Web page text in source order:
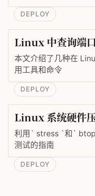
DEPLOY
Linux 中查询端
本文介绍了几种在
用工具和命令
DEPLOY
Linux 系统硬件
利用` stress `和`
测试的指南
DEPLOY